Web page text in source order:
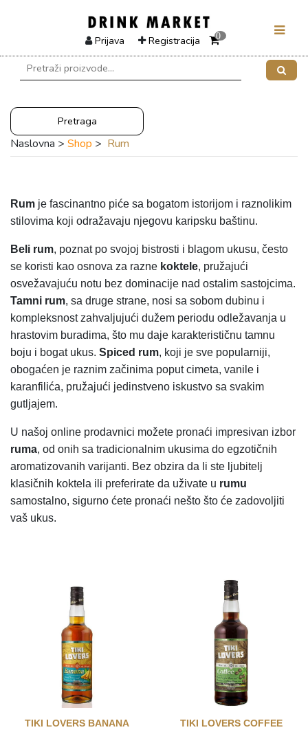
Prijava Registracija 0
Pretraga
Naslovna > Shop > Rum
Rum je fascinantno piće sa bogatom istorijom i raznolikim
stilovima koji odražavaju njegovu karipsku baštinu.
Beli rum, poznat po svojoj bistrosti i blagom ukusu, često
se koristi kao osnova za razne koktele, pružajući
osvežavajuću notu bez dominacije nad ostalim sastojcima.
Tamni rum, sa druge strane, nosi sa sobom dubinu i
kompleksnost zahvaljujući dužem periodu odležavanja u
hrastovim buradima, što mu daje karakterističnu tamnu
boju i bogat ukus. Spiced rum, koji je sve popularniji,
obogaćen je raznim začinima poput cimeta, vanile i
karanfilića, pružajući jedinstveno iskustvo sa svakim
gutljajem.
U našoj online prodavnici možete pronaći impresivan izbor
ruma, od onih sa tradicionalnim ukusima do egzotičnih
aromatizovanih varijanti. Bez obzira da li ste ljubitelj
klasičnih koktela ili preferirate da uživate u rumu
samostalno, sigurno ćete pronaći nešto što će zadovoljiti
vaš ukus.
TIKI LOVERS BANANA TIKI LOVERS COFFEE